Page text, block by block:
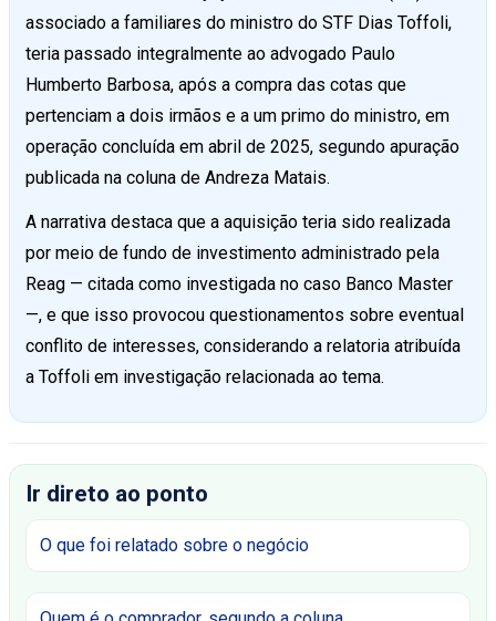
associado a familiares do ministro do STF Dias Toffoli,
teria passado integralmente ao advogado Paulo
Humberto Barbosa, após a compra das cotas que
pertenciam a dois irmãos e a um primo do ministro, em
operação concluída em abril de 2025, segundo apuração
publicada na coluna de Andreza Matais.
A narrativa destaca que a aquisição teria sido realizada
por meio de fundo de investimento administrado pela
Reag — citada como investigada no caso Banco Master
—, e que isso provocou questionamentos sobre eventual
conflito de interesses, considerando a relatoria atribuída
a Toffoli em investigação relacionada ao tema.
Ir direto ao ponto
O que foi relatado sobre o negócio